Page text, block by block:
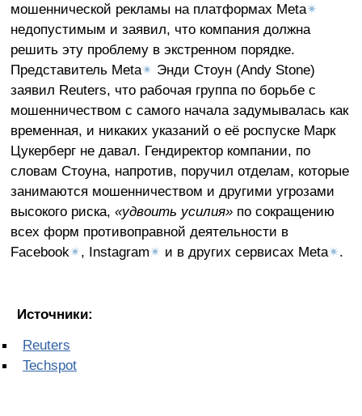
мошеннической рекламы на платформах Meta✴
недопустимым и заявил, что компания должна
решить эту проблему в экстренном порядке.
Представитель Meta✴ Энди Стоун (Andy Stone)
заявил Reuters, что рабочая группа по борьбе с
мошенничеством с самого начала задумывалась как
временная, и никаких указаний о её роспуске Марк
Цукерберг не давал. Гендиректор компании, по
словам Стоуна, напротив, поручил отделам, которые
занимаются мошенничеством и другими угрозами
высокого риска, «удвоить усилия»по сокращению
всех форм противоправной деятельности в
Facebook✴, Instagram✴ и в других сервисах Meta✴.
Источники:
Reuters
Techspot